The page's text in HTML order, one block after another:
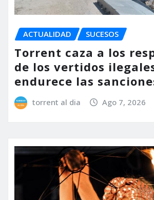
ACTUALIDAD SUCESOS
Torrent caza a los
de los vertidos
endurece las
torrent al dia Ago 7, 2026